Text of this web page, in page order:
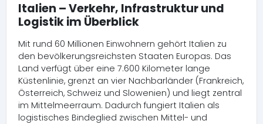
Italien – Verkehr, Infrastruktur und
Logistik im Überblick
Mit rund 60 Millionen Einwohnern gehört Italien zu
den bevölkerungsreichsten Staaten Europas. Das
Land verfügt über eine 7.600 Kilometer lange
Küstenlinie, grenzt an vier Nachbarländer (Frankreich,
Österreich, Schweiz und Slowenien) und liegt zentral
im Mittelmeerraum. Dadurch fungiert Italien als
logistisches Bindeglied zwischen Mittel- und